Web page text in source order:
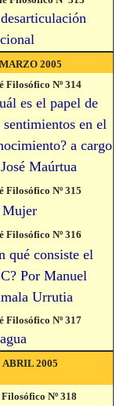
MARZO 2005
Filosófico Nº 314
es el papel de
sentimientos en el
a cargo
Maúrtua
Filosófico Nº 315
Filosófico Nº 316
qué consiste el
Por Manuel
Urrutia
Filosófico Nº 317
ABRIL 2005
Nº 318